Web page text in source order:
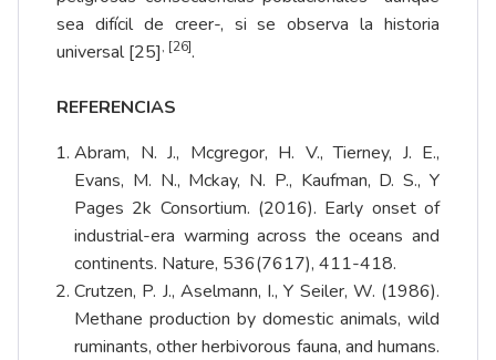
sea difícil de creer-, si se observa la historia
universal[25], [26].
REFERENCIAS
Abram, N. J., Mcgregor, H. V., Tierney, J. E.,
Evans, M. N., Mckay, N. P., Kaufman, D. S., Y
Pages 2k Consortium. (2016). Early onset of
industrial-era warming across the oceans and
continents. Nature, 536(7617), 411-418.
Crutzen, P. J., Aselmann, I., Y Seiler, W. (1986).
Methane production by domestic animals, wild
ruminants, other herbivorous fauna, and humans.